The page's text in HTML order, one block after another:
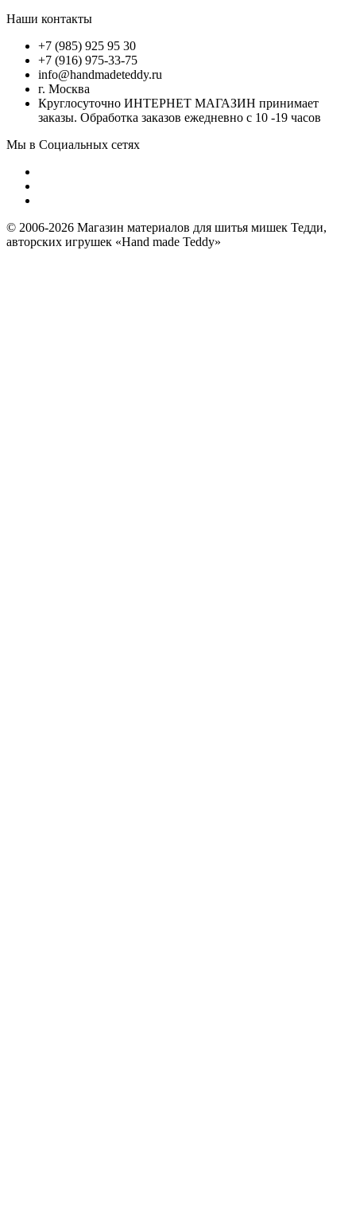
Наши контакты
+7 (985) 925 95 30
+7 (916) 975-33-75
info@handmadeteddy.ru
г. Москва
Круглосуточно ИНТЕРНЕТ МАГАЗИН принимает
заказы. Обработка заказов ежедневно с 10 -19 часов
Мы в Социальных сетях
© 2006-2026 Магазин материалов для шитья мишек Тедди,
авторских игрушек «Hand made Teddy»